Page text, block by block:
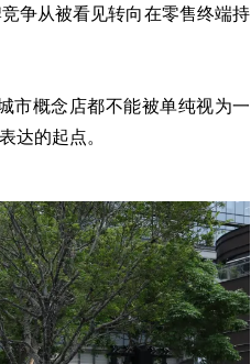
争从被看见转向在零售终端持
市概念店都不能被单纯视为一
达的起点。